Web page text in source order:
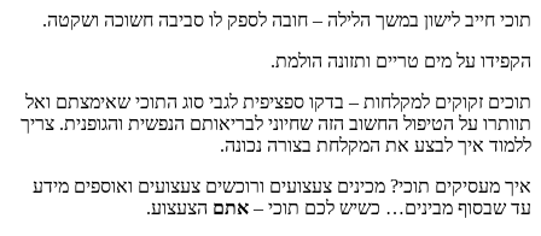
תוכי חייב לישון במשך הלילה – חובה לספק לו סביבה חשוכה ושקטה.
הקפידו על מים טריים ותזונה הולמת.
תוכים זקוקים למקלחות – בדקו ספציפית לגבי סוג התוכי שאימצתם ואל
תוותרו על הטיפול החשוב הזה שחיוני לבריאותם הנפשית והגופנית. צריך
ללמוד איך לבצע את המקלחת בצורה נכונה.
איך מעסיקים תוכי? מכינים צעצועים ורוכשים צעצועים ואוספים מידע
עד שבסוף מבינים… כשיש לכם תוכי – אתם הצעצוע.